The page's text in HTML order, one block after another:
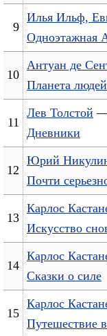
9
Илья Ильф,
Одноэтажная
10
Антуан де
Планета людей
11
Лев Толстой
Дневники
12
Юрий
Почти
13
Карлос
Искусство
14
Карлос
Сказки о силе
15
Карлос
Путешествие